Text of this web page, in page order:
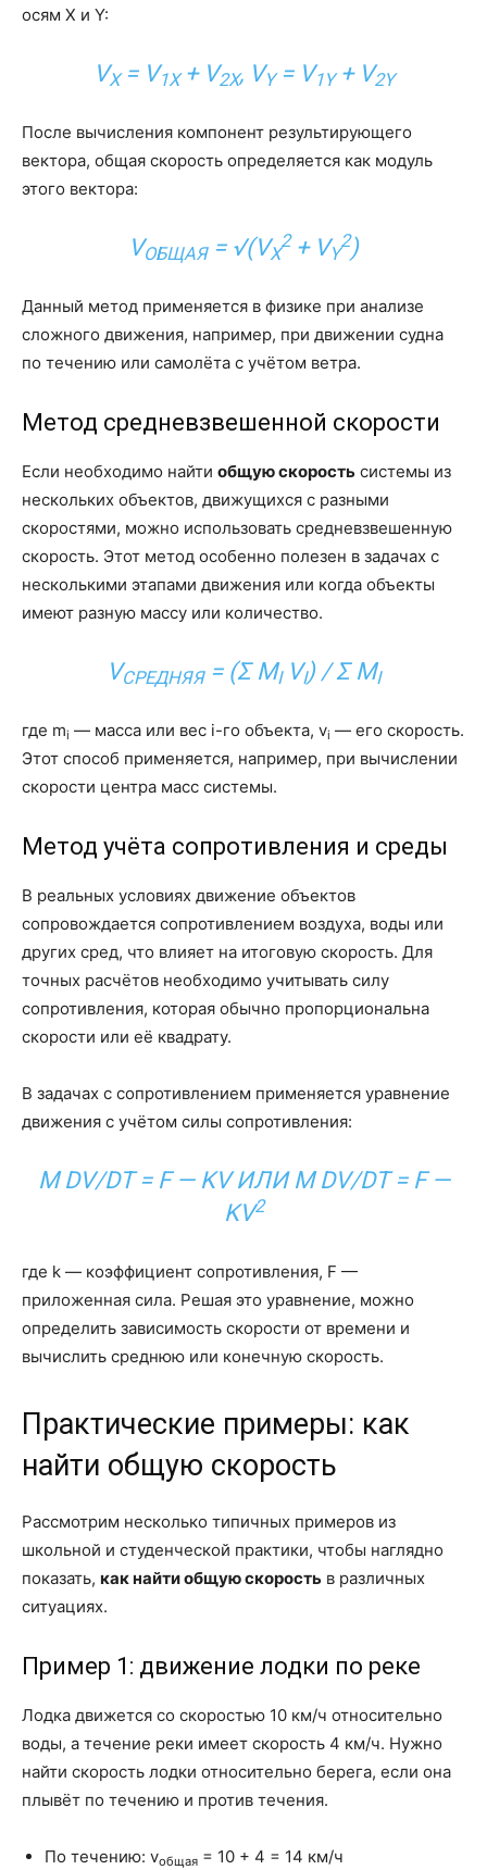
осям X и Y:
VX= V1X+ V2X, VY= V1Y+ V2Y
После вычисления компонент результирующего
вектора, общая скорость определяется как модуль
этого вектора:
VОБЩАЯ= √(VX
2+ VY
2)
Данный метод применяется в физике при анализе
сложного движения, например, при движении судна
по течению или самолёта с учётом ветра.
Метод средневзвешенной скорости
Если необходимо найти общую скорость системы из
нескольких объектов, движущихся с разными
скоростями, можно использовать средневзвешенную
скорость. Этот метод особенно полезен в задачах с
несколькими этапами движения или когда объекты
имеют разную массу или количество.
VСРЕДНЯЯ= (Σ MIVI) / Σ MI
где mi — масса или вес i-го объекта, vi — его скорость.
Этот способ применяется, например, при вычислении
скорости центра масс системы.
Метод учёта сопротивления и среды
В реальных условиях движение объектов
сопровождается сопротивлением воздуха, воды или
других сред, что влияет на итоговую скорость. Для
точных расчётов необходимо учитывать силу
сопротивления, которая обычно пропорциональна
скорости или её квадрату.
В задачах с сопротивлением применяется уравнение
движения с учётом силы сопротивления:
M DV/DT = F — KV ИЛИ M DV/DT = F —
KV2
где k — коэффициент сопротивления, F —
приложенная сила. Решая это уравнение, можно
определить зависимость скорости от времени и
вычислить среднюю или конечную скорость.
Практические примеры: как
найти общую скорость
Рассмотрим несколько типичных примеров из
школьной и студенческой практики, чтобы наглядно
показать, как найти общую скорость в различных
ситуациях.
Пример 1: движение лодки по реке
Лодка движется со скоростью 10 км/ч относительно
воды, а течение реки имеет скорость 4 км/ч. Нужно
найти скорость лодки относительно берега, если она
плывёт по течению и против течения.
По течению: vобщая = 10 + 4 = 14 км/ч